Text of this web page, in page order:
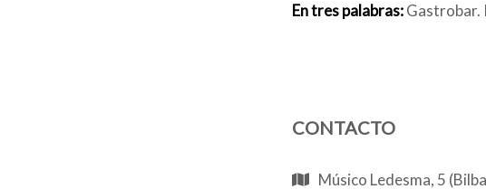
En tres palabras:Gastrobar.
CONTACTO
Músico Ledesma, 5